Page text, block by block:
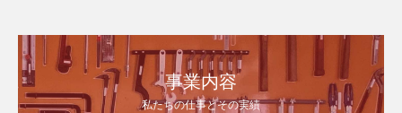
事業内容
私たちの仕事とその実績